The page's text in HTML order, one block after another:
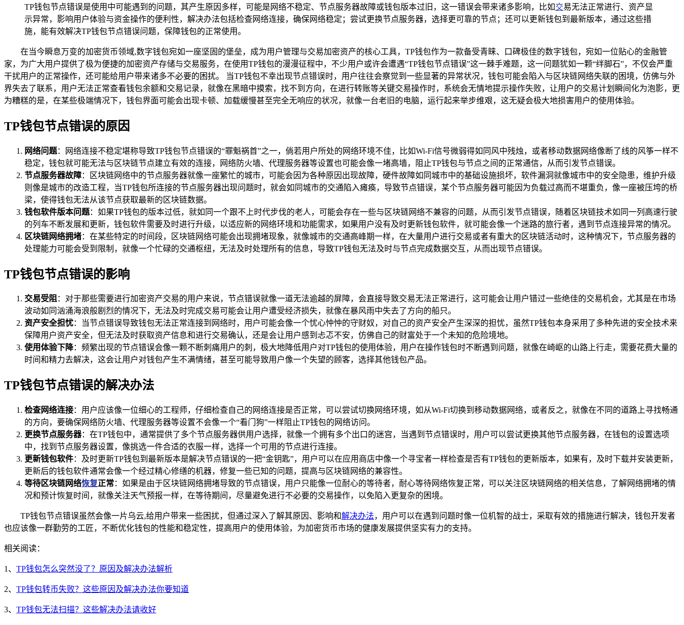
TP钱包节点错误是使用中可能遇到的问题，其产生原因多样，可能是网络不稳定、节点服务器故障或钱包版本过旧，这一错误会带来诸多影响，比如交易无法正常进行、资产显
示异常，影响用户体验与资金操作的便利性，解决办法包括检查网络连接，确保网络稳定；尝试更换节点服务器，选择更可靠的节点；还可以更新钱包到最新版本，通过这些措
施，能有效解决TP钱包节点错误问题，保障钱包的正常使用。
在当今瞬息万变的加密货币领域,数字钱包宛如一座坚固的堡垒，成为用户管理与交易加密资产的核心工具，TP钱包作为一款备受青睐、口碑极佳的数字钱包，宛如一位贴心的金融管
家，为广大用户提供了极为便捷的加密资产存储与交易服务，在使用TP钱包的漫漫征程中，不少用户或许会遭遇“TP钱包节点错误”这一棘手难题，这一问题犹如一颗“绊脚石”，不仅会严重
干扰用户的正常操作，还可能给用户带来诸多不必要的困扰。 当TP钱包不幸出现节点错误时，用户往往会察觉到一些显著的异常状况，钱包可能会陷入与区块链网络失联的困境，仿佛与外
界失去了联系，用户无法正常查看钱包余额和交易记录，就像在黑暗中摸索，找不到方向，在进行转账等关键交易操作时，系统会无情地提示操作失败，让用户的交易计划瞬间化为泡影，更
为糟糕的是，在某些极端情况下，钱包界面可能会出现卡顿、加载缓慢甚至完全无响应的状况，就像一台老旧的电脑，运行起来举步维艰，这无疑会极大地损害用户的使用体验。
TP钱包节点错误的原因
网络问题：网络连接不稳定堪称导致TP钱包节点错误的“罪魁祸首”之一，倘若用户所处的网络环境不佳，比如Wi-Fi信号微弱得如同风中残烛，或者移动数据网络像断了线的风筝一样不
稳定，钱包就可能无法与区块链节点建立有效的连接，网络防火墙、代理服务器等设置也可能会像一堵高墙，阻止TP钱包与节点之间的正常通信，从而引发节点错误。
节点服务器故障：区块链网络中的节点服务器就像一座繁忙的城市，可能会因为各种原因出现故障，硬件故障如同城市中的基础设施损坏，软件漏洞就像城市中的安全隐患，维护升级
则像是城市的改造工程，当TP钱包所连接的节点服务器出现问题时，就会如同城市的交通陷入瘫痪，导致节点错误，某个节点服务器可能因为负载过高而不堪重负，像一座被压垮的桥
梁，使得钱包无法从该节点获取最新的区块链数据。
钱包软件版本问题：如果TP钱包的版本过低，就如同一个跟不上时代步伐的老人，可能会存在一些与区块链网络不兼容的问题，从而引发节点错误，随着区块链技术如同一列高速行驶
的列车不断发展和更新，钱包软件需要及时进行升级，以适应新的网络环境和功能需求，如果用户没有及时更新钱包软件，就可能会像一个迷路的旅行者，遇到节点连接异常的情况。
区块链网络拥堵：在某些特定的时间段，区块链网络可能会出现拥堵现象，就像城市的交通高峰期一样，在大量用户进行交易或者有重大的区块链活动时，这种情况下，节点服务器的
处理能力可能会受到限制，就像一个忙碌的交通枢纽，无法及时处理所有的信息，导致TP钱包无法及时与节点完成数据交互，从而出现节点错误。
TP钱包节点错误的影响
交易受阻：对于那些需要进行加密资产交易的用户来说，节点错误就像一道无法逾越的屏障，会直接导致交易无法正常进行，这可能会让用户错过一些绝佳的交易机会，尤其是在市场
波动如同汹涌海浪般剧烈的情况下，无法及时完成交易可能会让用户遭受经济损失，就像在暴风雨中失去了方向的船只。
资产安全担忧：当节点错误导致钱包无法正常连接到网络时，用户可能会像一个忧心忡忡的守财奴，对自己的资产安全产生深深的担忧，虽然TP钱包本身采用了多种先进的安全技术来
保障用户资产安全，但无法及时获取资产信息和进行交易确认，还是会让用户感到忐忑不安，仿佛自己的财富处于一个未知的危险境地。
使用体验下降：频繁出现的节点错误会像一颗不断刺痛用户的刺，极大地降低用户对TP钱包的使用体验，用户在操作钱包时不断遇到问题，就像在崎岖的山路上行走，需要花费大量的
时间和精力去解决，这会让用户对钱包产生不满情绪，甚至可能导致用户像一个失望的顾客，选择其他钱包产品。
TP钱包节点错误的解决办法
检查网络连接：用户应该像一位细心的工程师，仔细检查自己的网络连接是否正常，可以尝试切换网络环境，如从Wi-Fi切换到移动数据网络，或者反之，就像在不同的道路上寻找畅通
的方向，要确保网络防火墙、代理服务器等设置不会像一个“看门狗”一样阻止TP钱包的网络访问。
更换节点服务器：在TP钱包中，通常提供了多个节点服务器供用户选择，就像一个拥有多个出口的迷宫，当遇到节点错误时，用户可以尝试更换其他节点服务器，在钱包的设置选项
中，找到节点服务器设置，像挑选一件合适的衣服一样，选择一个可用的节点进行连接。
更新钱包软件：及时更新TP钱包到最新版本是解决节点错误的一把“金钥匙”，用户可以在应用商店中像一个寻宝者一样检查是否有TP钱包的更新版本，如果有，及时下载并安装更新，
更新后的钱包软件通常会像一个经过精心修缮的机器，修复一些已知的问题，提高与区块链网络的兼容性。
等待区块链网络恢复正常：如果是由于区块链网络拥堵导致的节点错误，用户只能像一位耐心的等待者，耐心等待网络恢复正常，可以关注区块链网络的相关信息，了解网络拥堵的情
况和预计恢复时间，就像关注天气预报一样，在等待期间，尽量避免进行不必要的交易操作，以免陷入更复杂的困境。
TP钱包节点错误虽然会像一片乌云,给用户带来一些困扰，但通过深入了解其原因、影响和解决办法，用户可以在遇到问题时像一位机智的战士，采取有效的措施进行解决，钱包开发者
也应该像一群勤劳的工匠，不断优化钱包的性能和稳定性，提高用户的使用体验，为加密货币市场的健康发展提供坚实有力的支持。
相关阅读：
1、 TP钱包怎么突然没了？原因及解决办法解析
2、 TP钱包转币失败？这些原因及解决办法你要知道
3、 TP钱包无法扫描？这些解决办法请收好